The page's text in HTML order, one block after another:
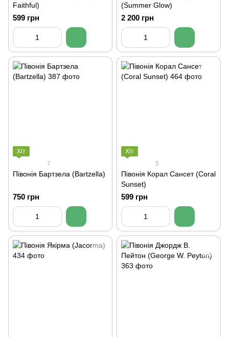
Faithful)
599 грн
(Summer Glow)
2 200 грн
Хіт
7
Півонія Бартзела (Bartzella)
750 грн
Хіт
5
Півонія Корал Сансет (Coral
Sunset)
599 грн